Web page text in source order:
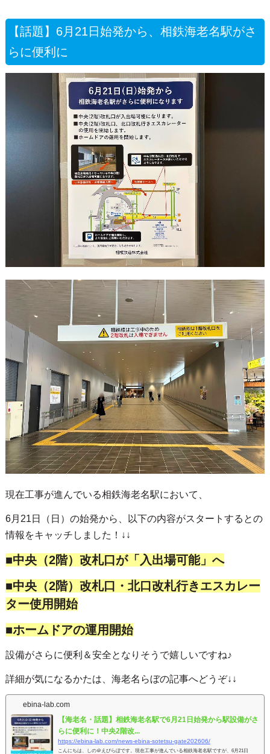
【話題】6月21日始発から、相鉄海老名駅がさ
らに便利に
現在工事が進んでいる相鉄海老名駅において、
6月21日（日）の始発から、以下の内容がスタートするとの
情報をキャッチしました！↓↓
■中央（2階）改札口が「入出場可能」へ
■中央（2階）改札口・北口改札行きエスカレー
ター使用開始
■ホームドアの運用開始
設備がさらに便利＆安全となりそうで嬉しいですね♪
詳細が気になるかたは、海老名らぼの記事へどうぞ↓↓
ebina-lab.com
【海老名・話題】相鉄海老名駅で6月21日始発から駅設備がさ
らに便利に！中央2階改...
https://ebina-lab.com/news-ebina-sotetsu-gate202606/
こんにちは、しの＠えびらぼです。現在工事が進んでいる相鉄海老名駅ですが、6月21日